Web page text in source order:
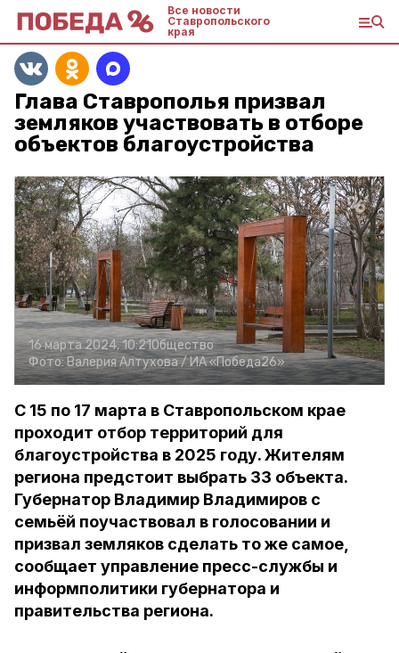
Все новости
Ставропольского
края
Глава Ставрополья призвал
земляков участвовать в отборе
объектов благоустройства
16 марта 2024, 10:21Общество
Фото:Валерия Алтухова /ИА «Победа26»
С 15 по 17 марта в Ставропольском крае
проходит отбор территорий для
благоустройства в 2025 году. Жителям
региона предстоит выбрать 33 объекта.
Губернатор Владимир Владимиров с
семьёй поучаствовал в голосовании и
призвал земляков сделать то же самое,
сообщает управление пресс-службы и
информполитики губернатора и
правительства региона.